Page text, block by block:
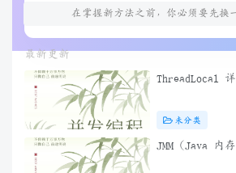
在掌握新方法之前，你必须要先换
最新更新
ThreadLocal
未分类
JMM（Java 内